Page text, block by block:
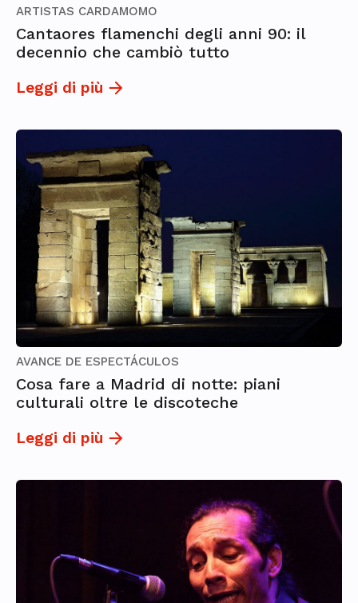
ARTISTAS CARDAMOMO
Cantaores flamenchi degli anni 90: il
decennio che cambiò tutto
Leggi di più
AVANCE DE ESPECTÁCULOS
Cosa fare a Madrid di notte: piani
culturali oltre le discoteche
Leggi di più